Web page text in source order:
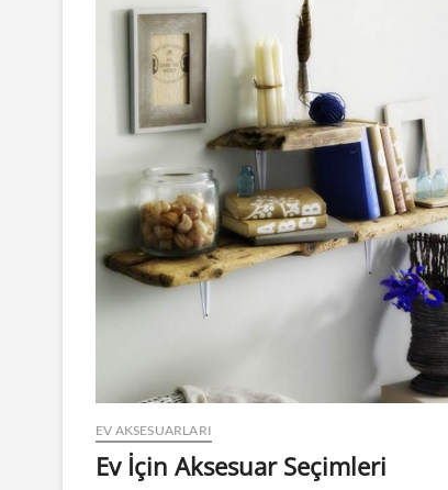
EV AKSESUARLARI
Ev İçin Aksesuar Seçimleri